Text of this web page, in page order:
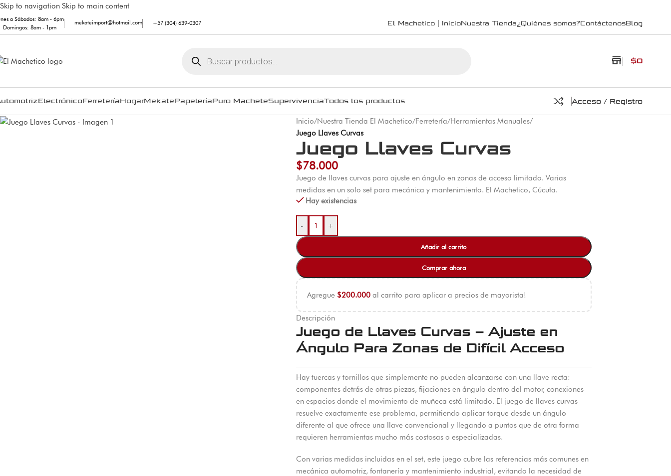
Skip to navigation Skip to main content
a Sábados: 8am - 6pm
Domingos: 8am - 1pm
mekateimport@hotmail.com +57 (304) 639-0307 El Machetico | InicioNuestra Tienda¿Quiénes somos?ContáctenosBlog
store $0
ElectrónicoFerreteríaHogarMekatePapeleríaPuro MacheteSupervivenciaTodos los productos Acceso / Registro
Inicio/Nuestra Tienda El Machetico/Ferretería/Herramientas Manuales/
Juego Llaves Curvas
Juego Llaves Curvas
$78.000
Juego de llaves curvas para ajuste en ángulo en zonas de acceso limitado. Varias
medidas en un solo set para mecánica y mantenimiento. El Machetico, Cúcuta.
Hay existencias
- +
Añadir al carrito
Comprar ahora
Agregue $200.000al carrito para aplicar a precios de mayorista!
Descripción
Juego de Llaves Curvas – Ajuste en
Ángulo Para Zonas de Difícil Acceso
Hay tuercas y tornillos que simplemente no pueden alcanzarse con una llave recta:
componentes detrás de otras piezas, fijaciones en ángulo dentro del motor, conexiones
en espacios donde el movimiento de muñeca está limitado. El juego de llaves curvas
resuelve exactamente ese problema, permitiendo aplicar torque desde un ángulo
diferente al que ofrece una llave convencional y llegando a puntos que de otra forma
requieren herramientas mucho más costosas o especializadas.
Con varias medidas incluidas en el set, este juego cubre las referencias más comunes en
mecánica automotriz, fontanería y mantenimiento industrial, evitando la necesidad de